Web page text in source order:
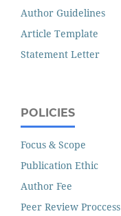
Author Guidelines
Article Template
Statement Letter
POLICIES
Focus & Scope
Publication Ethic
Author Fee
Peer Review Proccess